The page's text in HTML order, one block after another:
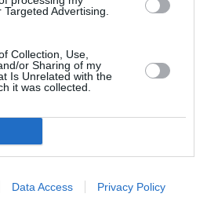
Advertising.
Collection, Use,
or Sharing of my
Is Unrelated with the
it was collected.
Data Access Privacy Policy